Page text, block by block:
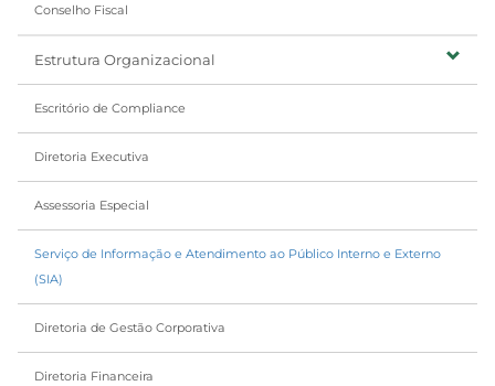
Conselho Fiscal
Estrutura Organizacional
Escritório de Compliance
Diretoria Executiva
Assessoria Especial
Serviço de Informação e Atendimento ao Público Interno e Externo
(SIA)
Diretoria de Gestão Corporativa
Diretoria Financeira